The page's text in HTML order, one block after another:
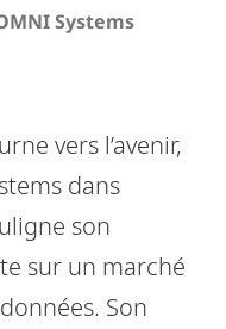
Systems
vers l’avenir,
dans
son
sur un marché
Son